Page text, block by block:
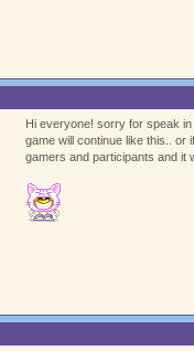
Hi everyone! sorry for speak
game will continue like this.. or
gamers and participants and it